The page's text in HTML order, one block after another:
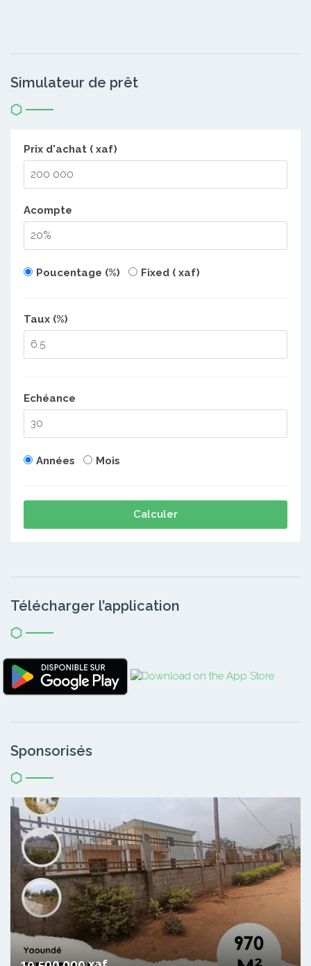
Simulateur de prêt
Prix d'achat ( xaf)
Acompte
Poucentage (%) Fixed ( xaf)
Taux (%)
Echéance
Années Mois
Calculer
Télécharger l’application
Sponsorisés